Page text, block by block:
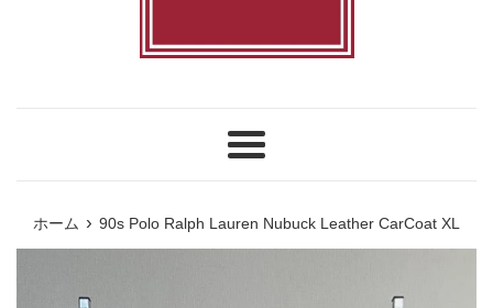
メ
ー
ホーム › 90s Polo Ralph Lauren Nubuck Leather CarCoat XL